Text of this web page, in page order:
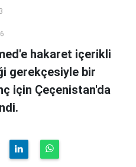
hakaret içerikli
gerekçesiyle bir
için Çeçenistan'da